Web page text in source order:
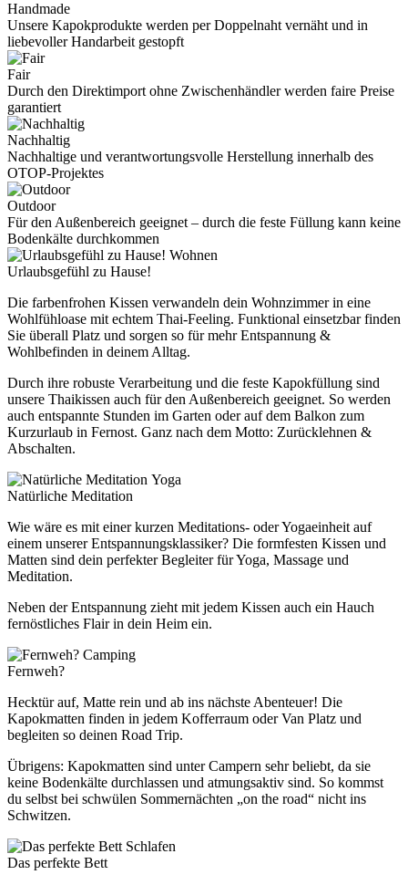
Handmade
Unsere Kapokprodukte werden per Doppelnaht vernäht und in
liebevoller Handarbeit gestopft
Fair
Durch den Direktimport ohne Zwischenhändler werden faire Preise
garantiert
Nachhaltig
Nachhaltige und verantwortungsvolle Herstellung innerhalb des
OTOP-Projektes
Outdoor
Für den Außenbereich geeignet – durch die feste Füllung kann keine
Bodenkälte durchkommen
Wohnen
Urlaubsgefühl zu Hause!
Die farbenfrohen Kissen verwandeln dein Wohnzimmer in eine
Wohlfühloase mit echtem Thai-Feeling. Funktional einsetzbar finden
Sie überall Platz und sorgen so für mehr Entspannung &
Wohlbefinden in deinem Alltag.
Durch ihre robuste Verarbeitung und die feste Kapokfüllung sind
unsere Thaikissen auch für den Außenbereich geeignet. So werden
auch entspannte Stunden im Garten oder auf dem Balkon zum
Kurzurlaub in Fernost. Ganz nach dem Motto: Zurücklehnen &
Abschalten.
Yoga
Natürliche Meditation
Wie wäre es mit einer kurzen Meditations- oder Yogaeinheit auf
einem unserer Entspannungsklassiker? Die formfesten Kissen und
Matten sind dein perfekter Begleiter für Yoga, Massage und
Meditation.
Neben der Entspannung zieht mit jedem Kissen auch ein Hauch
fernöstliches Flair in dein Heim ein.
Camping
Fernweh?
Hecktür auf, Matte rein und ab ins nächste Abenteuer! Die
Kapokmatten finden in jedem Kofferraum oder Van Platz und
begleiten so deinen Road Trip.
Übrigens: Kapokmatten sind unter Campern sehr beliebt, da sie
keine Bodenkälte durchlassen und atmungsaktiv sind. So kommst
du selbst bei schwülen Sommernächten „on the road“ nicht ins
Schwitzen.
Schlafen
Das perfekte Bett